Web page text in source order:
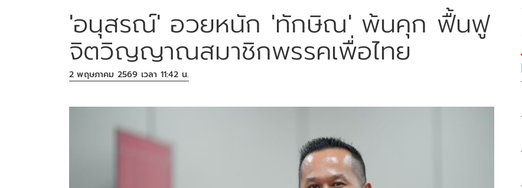
'อนุสรณ์' อวยหนัก 'ทักษิณ' พ้นคุก ฟื้นฟู
จิตวิญญาณสมาชิกพรรคเพื่อไทย
2 พฤษภาคม 2569 เวลา 11:42 น.